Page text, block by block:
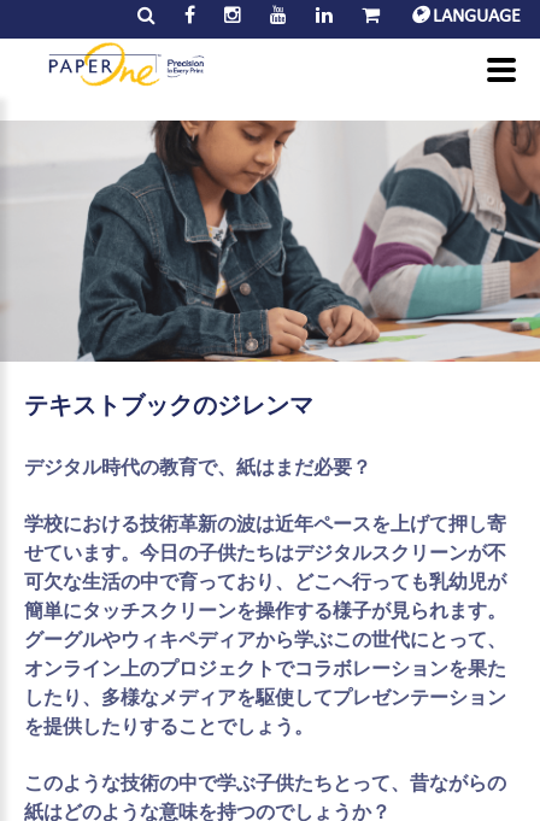
LANGUAGE
テキストブックのジレンマ
デジタル時代の教育で、紙はまだ必要？
学校における技術革新の波は近年ペースを上げて押し寄
せています。今日の子供たちはデジタルスクリーンが不
可欠な生活の中で育っており、どこへ行っても乳幼児が
簡単にタッチスクリーンを操作する様子が見られます。
グーグルやウィキペディアから学ぶこの世代にとって、
オンライン上のプロジェクトでコラボレーションを果た
したり、多様なメディアを駆使してプレゼンテーション
を提供したりすることでしょう。
このような技術の中で学ぶ子供たちとって、昔ながらの
紙はどのような意味を持つのでしょうか？